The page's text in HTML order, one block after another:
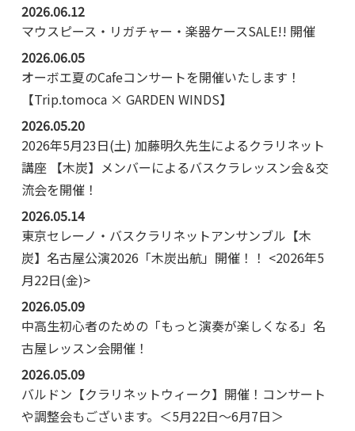
2026.06.12
マウスピース・リガチャー・楽器ケースSALE!! 開催
2026.06.05
オーボエ夏のCafeコンサートを開催いたします！
【Trip.tomoca × GARDEN WINDS】
2026.05.20
2026年5月23日(土) 加藤明久先生によるクラリネット
講座 【木炭】メンバーによるバスクラレッスン会＆交
流会を開催！
2026.05.14
東京セレーノ・バスクラリネットアンサンブル【木
炭】名古屋公演2026「木炭出航」開催！！ <2026年5
月22日(金)>
2026.05.09
中高生初心者のための「もっと演奏が楽しくなる」名
古屋レッスン会開催！
2026.05.09
バルドン【クラリネットウィーク】開催！コンサート
や調整会もございます。＜5月22日～6月7日＞